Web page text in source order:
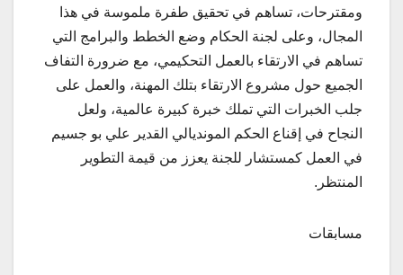
ومقترحات، تساهم في تحقيق طفرة ملموسة في هذا
المجال، وعلى لجنة الحكام وضع الخطط والبرامج التي
تساهم في الارتقاء بالعمل التحكيمي، مع ضرورة التفاف
الجميع حول مشروع الارتقاء بتلك المهنة، والعمل على
جلب الخبرات التي تملك خبرة كبيرة عالمية، ولعل
النجاح في إقناع الحكم المونديالي القدير علي بو جسيم
في العمل كمستشار للجنة يعزز من قيمة التطوير
المنتظر.
مسابقات